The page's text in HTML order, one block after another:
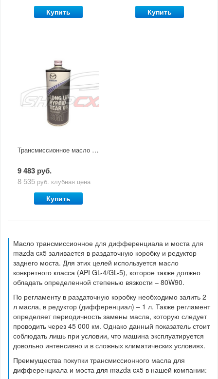
Купить Купить
Трансмиссионное масло Mazda CX5 IPM (1л) задний диф
9 483 руб.
8 535 руб. клубная цена
Купить
Масло трансмиссионное для дифференциала и моста для
mazda cx5 заливается в раздаточную коробку и редуктор
заднего моста. Для этих целей используется масло
конкретного класса (API GL-4/GL-5), которое также должно
обладать определенной степенью вязкости – 80W90.
По регламенту в раздаточную коробку необходимо залить 2
л масла, в редуктор (дифференциал) – 1 л. Также регламент
определяет периодичность замены масла, которую следует
проводить через 45 000 км. Однако данный показатель стоит
соблюдать лишь при условии, что машина эксплуатируется
довольно интенсивно и в сложных климатических условиях.
Преимущества покупки трансмиссионного масла для
дифференциала и моста для mazda cx5 в нашей компании: